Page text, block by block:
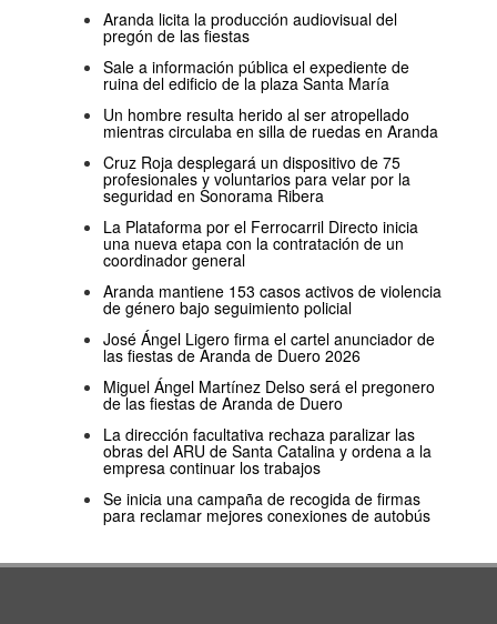
Aranda licita la producción audiovisual del
pregón de las fiestas
Sale a información pública el expediente de
ruina del edificio de la plaza Santa María
Un hombre resulta herido al ser atropellado
mientras circulaba en silla de ruedas en Aranda
Cruz Roja desplegará un dispositivo de 75
profesionales y voluntarios para velar por la
seguridad en Sonorama Ribera
La Plataforma por el Ferrocarril Directo inicia
una nueva etapa con la contratación de un
coordinador general
Aranda mantiene 153 casos activos de violencia
de género bajo seguimiento policial
José Ángel Ligero firma el cartel anunciador de
las fiestas de Aranda de Duero 2026
Miguel Ángel Martínez Delso será el pregonero
de las fiestas de Aranda de Duero
La dirección facultativa rechaza paralizar las
obras del ARU de Santa Catalina y ordena a la
empresa continuar los trabajos
Se inicia una campaña de recogida de firmas
para reclamar mejores conexiones de autobús